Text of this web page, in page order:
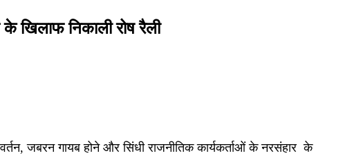
खिलाफ निकाली रोष रैली
जबरन गायब होने और सिंधी राजनीतिक कार्यकर्ताओं के नरसंहार के